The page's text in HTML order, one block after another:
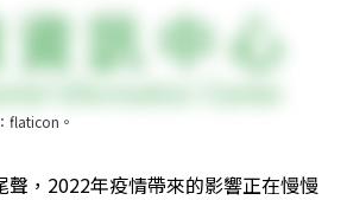
flaticon。
聲，2022年疫情帶來的影響正在慢慢